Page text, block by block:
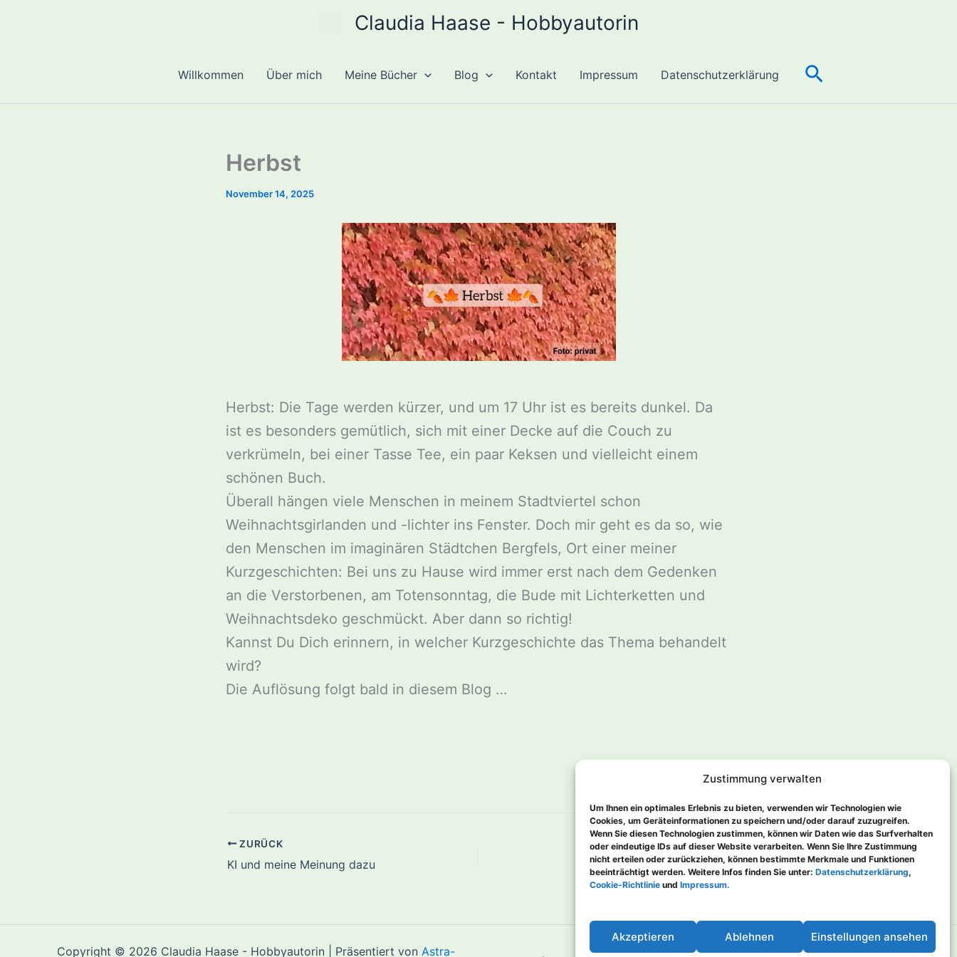
Zustimmung verwalten
Um Ihnen ein optimales Erlebnis zu bieten, verwenden wir Technologien wie
Cookies, um Geräteinformationen zu speichern und/oder darauf zuzugreifen.
Wenn Sie diesen Technologien zustimmen, können wir Daten wie das Surfverhalten
oder eindeutige IDs auf dieser Website verarbeiten. Wenn Sie Ihre Zustimmung
nicht erteilen oder zurückziehen, können bestimmte Merkmale und Funktionen
beeinträchtigt werden. Weitere Infos finden Sie unter: Datenschutzerklärung,
Cookie-Richtlinie und Impressum.
Akzeptieren Ablehnen Einstellungen ansehen
Claudia Haase - Hobbyautorin
Willkommen Über mich Meine Bücher Blog Kontakt Impressum Datenschutzerklärung Suchen
Herbst
November 14, 2025
Herbst: Die Tage werden kürzer, und um 17 Uhr ist es bereits dunkel. Da
ist es besonders gemütlich, sich mit einer Decke auf die Couch zu
verkrümeln, bei einer Tasse Tee, ein paar Keksen und vielleicht einem
schönen Buch.
Überall hängen viele Menschen in meinem Stadtviertel schon
Weihnachtsgirlanden und -lichter ins Fenster. Doch mir geht es da so, wie
den Menschen im imaginären Städtchen Bergfels, Ort einer meiner
Kurzgeschichten: Bei uns zu Hause wird immer erst nach dem Gedenken
an die Verstorbenen, am Totensonntag, die Bude mit Lichterketten und
Weihnachtsdeko geschmückt. Aber dann so richtig!
Kannst Du Dich erinnern, in welcher Kurzgeschichte das Thema behandelt
wird?
Die Auflösung folgt bald in diesem Blog …
ZURÜCK
KI und meine Meinung dazu
WEITER
Gestern
Copyright © 2026 Claudia Haase - Hobbyautorin | Präsentiert von Astra-